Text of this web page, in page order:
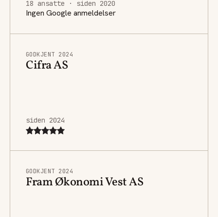
18 ansatte · siden 2020
Ingen Google anmeldelser
GODKJENT 2024
Cifra AS
siden 2024
GODKJENT 2024
Fram Økonomi Vest AS